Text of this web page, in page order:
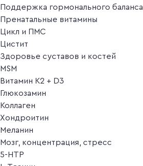
Поддержка гормонального баланса
Пренатальные витамины
Цикл и ПМС
Цистит
Здоровье суставов и костей
MSM
Витамин K2 + D3
Глюкозамин
Коллаген
Хондроитин
Меланин
Мозг, концентрация, стресс
5-HTP